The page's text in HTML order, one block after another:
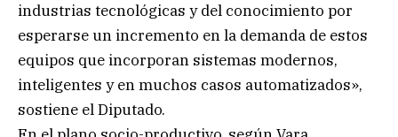
industrias tecnológicas y del conocimiento por
esperarse un incremento en la demanda de estos
equipos que incorporan sistemas modernos,
inteligentes y en muchos casos automatizados»,
sostiene el Diputado.